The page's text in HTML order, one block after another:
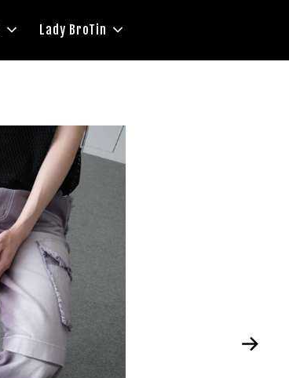
Lady BroTin